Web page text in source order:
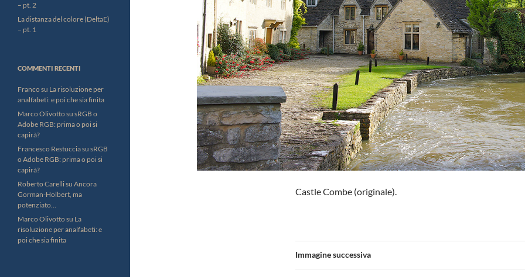
Castle Combe (originale).
Immagine successiva
– pt. 2
La distanza del colore (DeltaE)
– pt. 1
COMMENTI RECENTI
Francosu La risoluzione per
analfabeti: e poi che sia finita
Marco Olivottosu sRGB o
Adobe RGB: prima o poi si
capirà?
Francesco Restucciasu sRGB
o Adobe RGB: prima o poi si
capirà?
Roberto Carellisu Ancora
Gorman-Holbert, ma
potenziato…
Marco Olivottosu La
risoluzione per analfabeti: e
poi che sia finita